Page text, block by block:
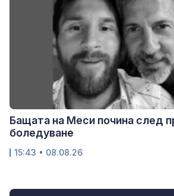
Бащата на Меси почина след
боледуване
15:43 • 08.08.26